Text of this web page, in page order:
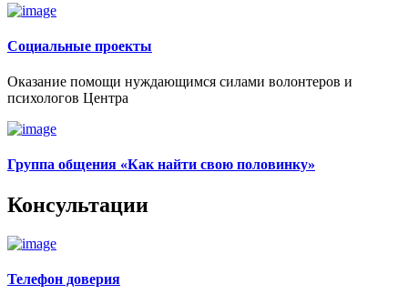
Социальные проекты
Оказание помощи нуждающимся силами волонтеров и
психологов Центра
Группа общения «Как найти свою половинку»
Консультации
Телефон доверия